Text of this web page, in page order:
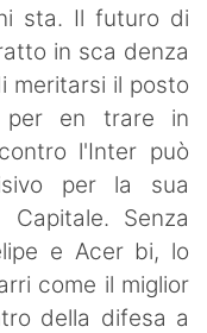
sta. Il futuro di
in sca denza
meritarsi il posto
en trare in
l'Inter può
per la sua
Senza
e Acer bi, lo
come il miglior
della difesa a